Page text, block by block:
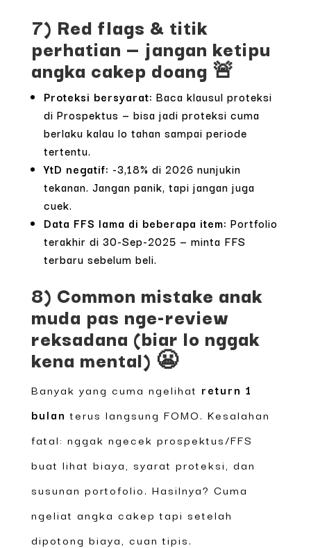
7) Red flags & titik
perhatian — jangan ketipu
angka cakep doang 🚨
Proteksi bersyarat: Baca klausul proteksi
di Prospektus — bisa jadi proteksi cuma
berlaku kalau lo tahan sampai periode
tertentu.
YtD negatif: -3,18% di 2026 nunjukin
tekanan. Jangan panik, tapi jangan juga
cuek.
Data FFS lama di beberapa item: Portfolio
terakhir di 30-Sep-2025 — minta FFS
terbaru sebelum beli.
8) Common mistake anak
muda pas nge-review
reksadana (biar lo nggak
kena mental) 😬
Banyak yang cuma ngelihat return 1
bulan terus langsung FOMO. Kesalahan
fatal: nggak ngecek prospektus/FFS
buat lihat biaya, syarat proteksi, dan
susunan portofolio. Hasilnya? Cuma
ngeliat angka cakep tapi setelah
dipotong biaya, cuan tipis.